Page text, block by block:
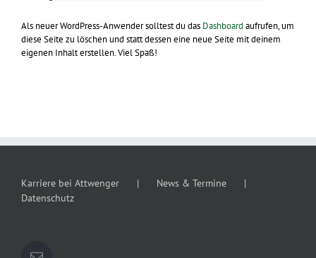
Als neuer WordPress-Anwender solltest du das Dashboard aufrufen, um
diese Seite zu löschen und statt dessen eine neue Seite mit deinem
eigenen Inhalt erstellen. Viel Spaß!
Karriere bei Attwenger
News & Termine
Datenschutz